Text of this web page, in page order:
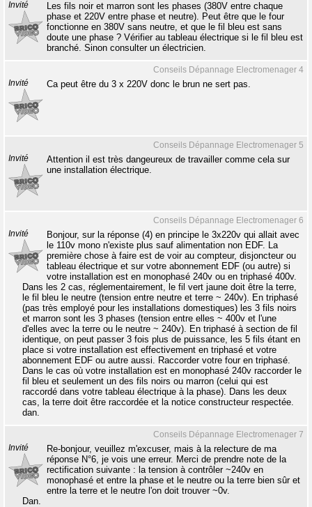
Invité
Les fils noir et marron sont les phases (380V entre chaque
phase et 220V entre phase et neutre). Peut être que le four
fonctionne en 380V sans neutre, et que le fil bleu est sans
doute une phase ? Vérifier au tableau électrique si le fil bleu est
branché. Sinon consulter un électricien.
Conseils Dépannage Electromenager 4
Invité Ca peut être du 3 x 220V donc le brun ne sert pas.
Conseils Dépannage Electromenager 5
Invité
Attention il est très dangeureux de travailler comme cela sur
une installation électrique.
Conseils Dépannage Electromenager 6
Invité
Bonjour, sur la réponse (4) en principe le 3x220v qui allait avec
le 110v mono n'existe plus sauf alimentation non EDF. La
première chose à faire est de voir au compteur, disjoncteur ou
tableau électrique et sur votre abonnement EDF (ou autre) si
votre installation est en monophasé 240v ou en triphasé 400v.
Dans les 2 cas, réglementairement, le fil vert jaune doit être la terre,
le fil bleu le neutre (tension entre neutre et terre ~ 240v). En triphasé
(pas très employé pour les installations domestiques) les 3 fils noirs
et marron sont les 3 phases (tension entre elles ~ 400v et l'une
d'elles avec la terre ou le neutre ~ 240v). En triphasé à section de fil
identique, on peut passer 3 fois plus de puissance, les 5 fils étant en
place si votre installation est effectivement en triphasé et votre
abonnement EDF ou autre aussi. Raccorder votre four en triphasé.
Dans le cas où votre installation est en monophasé 240v raccorder le
fil bleu et seulement un des fils noirs ou marron (celui qui est
raccordé dans votre tableau électrique à la phase). Dans les deux
cas, la terre doit être raccordée et la notice constructeur respectée.
dan.
Conseils Dépannage Electromenager 7
Invité
Re-bonjour, veuillez m'excuser, mais à la relecture de ma
réponse N°6, je vois une erreur. Merci de prendre note de la
rectification suivante : la tension à contrôler ~240v en
monophasé et entre la phase et le neutre ou la terre bien sûr et
entre la terre et le neutre l'on doit trouver ~0v.
Dan.